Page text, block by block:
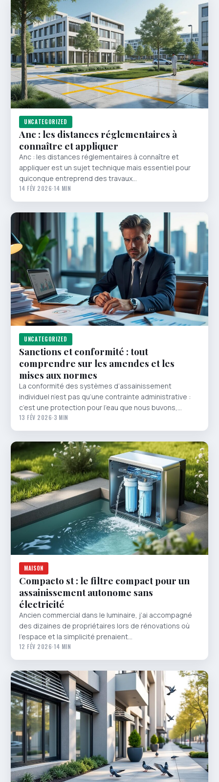
UNCATEGORIZED
Anc : les distances réglementaires à
connaître et appliquer
Anc : les distances réglementaires à connaître et
appliquer est un sujet technique mais essentiel pour
quiconque entreprend des travaux…
14 FÉV 2026·14 MIN
UNCATEGORIZED
Sanctions et conformité : tout
comprendre sur les amendes et les
mises aux normes
La conformité des systèmes d’assainissement
individuel n’est pas qu’une contrainte administrative :
c’est une protection pour l’eau que nous buvons,…
13 FÉV 2026·3 MIN
MAISON
Compacto st : le filtre compact pour un
assainissement autonome sans
électricité
Ancien commercial dans le luminaire, j’ai accompagné
des dizaines de propriétaires lors de rénovations où
l’espace et la simplicité prenaient…
12 FÉV 2026·14 MIN